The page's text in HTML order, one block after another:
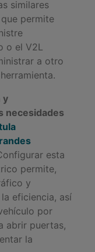
similares
permite
o el V2L
a otro
y
necesidades
esta
permite,
y
eficiencia, así
por
abrir puertas,
la